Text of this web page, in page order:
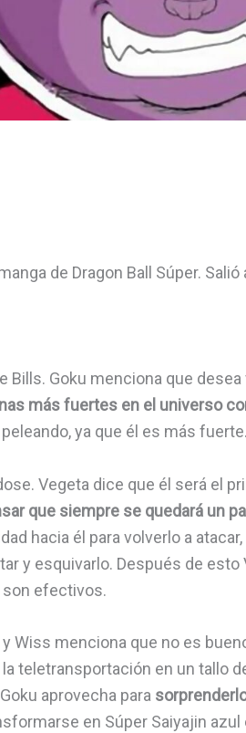
de Dragon Ball Súper.
Bills. Goku menciona que
más fuertes en el universo
ya que él es más fuerte.
Vegeta dice que él será el
que siempre se quedará un
hacia él para volverlo a
y esquivarlo. Después de esto
son efectivos.
Wiss menciona que no es
teletransportación en un tallo
aprovecha para
en Súper Saiyajin